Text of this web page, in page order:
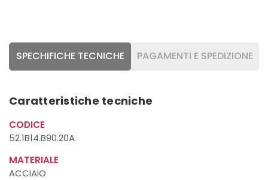
SPECHIFICHE TECNICHE PAGAMENTI E SPEDIZIONE
Caratteristiche tecniche
CODICE
52.1B14.B90.20A
MATERIALE
ACCIAIO